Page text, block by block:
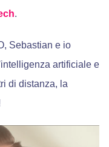
.
Sebastian e io
artificiale e
di distanza, la